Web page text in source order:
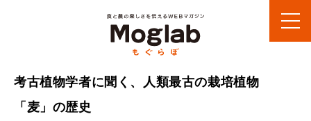
考古植物学者に聞く、人類最古の栽培植物
「麦」の歴史